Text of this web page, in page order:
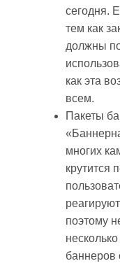
сегодня.
тем как
должны
как эта
всем.
Пакеты
многих
крутится
поэтому
баннеров